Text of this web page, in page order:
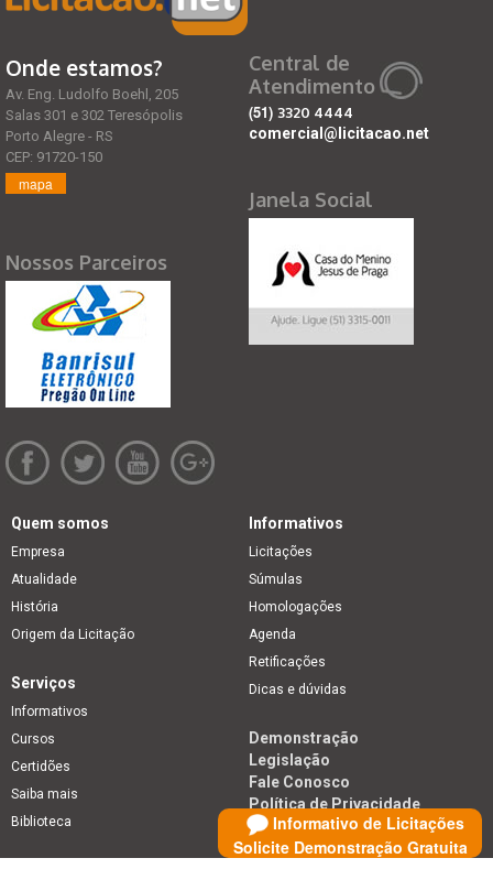
Informativo de Licitações
Solicite Demonstração Gratuita
Onde estamos?
Av. Eng. Ludolfo Boehl, 205
Salas 301 e 302 Teresópolis
Porto Alegre - RS
CEP: 91720-150
mapa
Nossos Parceiros
Central de
Atendimento
(51) 3320 4444
comercial@licitacao.net
Janela Social
Quem somos
Empresa
Atualidade
História
Origem da Licitação
Informativos
Licitações
Súmulas
Homologações
Agenda
Retificações
Dicas e dúvidas
Serviços
Informativos
Cursos
Certidões
Saiba mais
Biblioteca
Demonstração
Legislação
Fale Conosco
Política de Privacidade